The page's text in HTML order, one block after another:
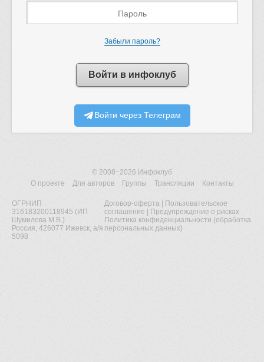
Забыли пароль?
Войти в инфоклуб
Войти через Телеграм
© 2008−2026 Инфоклуб
О проекте
Для авторов Группы Трансляции Контакты
ОГРНИП
316183200118945 (ИП
Шумилова М.В.)
Россия, 426077 Ижевск, а/я
5098
Договор-оферта
Пользовательское
соглашение
Предупреждение о рисках
Политика конфиденциальности (обработка
персональных данных)